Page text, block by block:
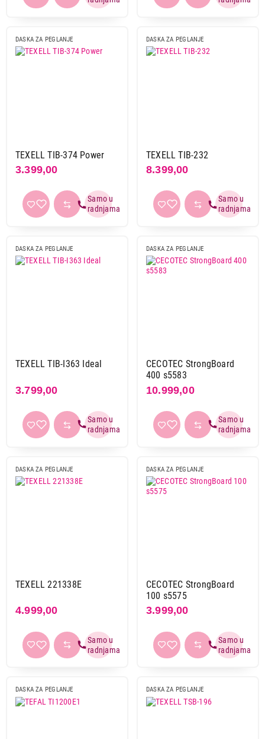
DASKA ZA PEGLANJE
TEXELL TIB-374 Power
3.399,00
DASKA ZA PEGLANJE
TEXELL TIB-232
8.399,00
DASKA ZA PEGLANJE
TEXELL TIB-I363 Ideal
3.799,00
DASKA ZA PEGLANJE
CECOTEC StrongBoard
400 s5583
10.999,00
DASKA ZA PEGLANJE
TEXELL 221338E
4.999,00
DASKA ZA PEGLANJE
CECOTEC StrongBoard
100 s5575
3.999,00
DASKA ZA PEGLANJE DASKA ZA PEGLANJE